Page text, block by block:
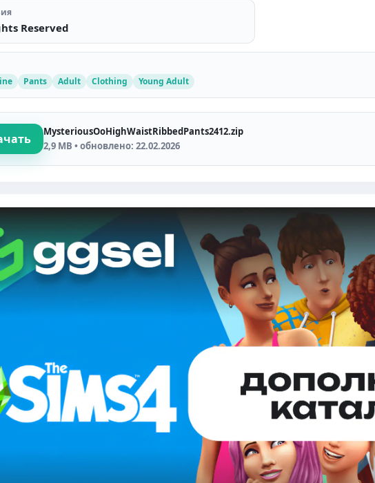
Reserved
Pants Adult Clothing Young Adult
MysteriousOoHighWaistRibbedPants2412.zip
2,9 MB • обновлено: 22.02.2026